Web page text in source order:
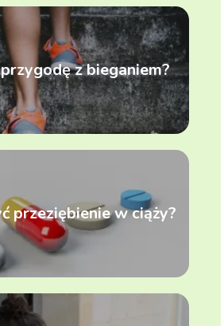
z bieganiem?
przeziębienie w ciąży?